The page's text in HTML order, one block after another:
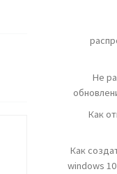
Не
Как
Как
windows